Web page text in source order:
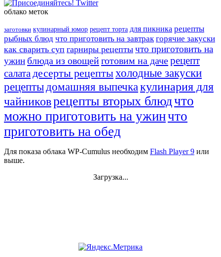
облако меток
заготовки кулинарный юмор рецепт торта для пикника рецепты
рыбных блюд что приготовить на завтрак горячие закуски
как сварить суп гарниры рецепты что приготовить на
ужин блюда из овощейготовим на дачерецепт
салата десерты рецептыхолодные закуски
рецепты домашняя выпечкакулинария для
чайниковрецепты вторых блюдчто
можно приготовить на ужинчто
приготовить на обед
Для показа облака WP-Cumulus необходим Flash Player 9 или
выше.
Загрузка...